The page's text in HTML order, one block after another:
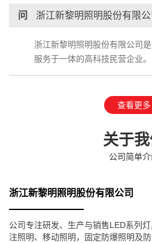
问 浙江新黎明照明股份有限
浙江新黎明照明股份有限公司
服务于一体的高科技民营企业
园”、国家AAAAA级…
查看更多
关于我
公司简单介
浙江新黎明照明股份有限公司
公司专注研发、生产与销售LED系列
注照明、移动照明，固定防爆照明及防